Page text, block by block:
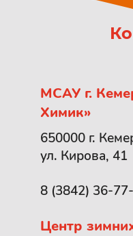
МСАУ г.
Химик»
650000 г.
ул. Кирова, 41
8 (3842) 36-
Центр